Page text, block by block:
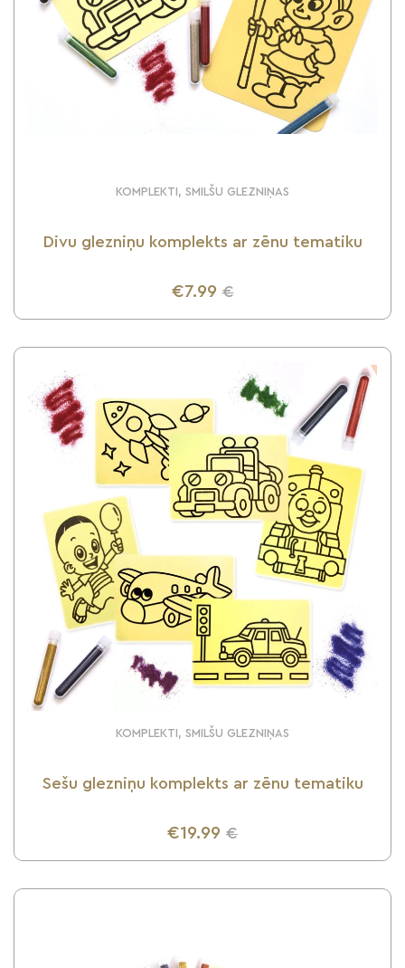
KOMPLEKTI, SMILŠU GLEZNIŅAS
Divu glezniņu komplekts ar zēnu tematiku
€7.99 €
UZZINI VAIRĀK
KOMPLEKTI, SMILŠU GLEZNIŅAS
Sešu glezniņu komplekts ar zēnu tematiku
€19.99 €
UZZINI VAIRĀK